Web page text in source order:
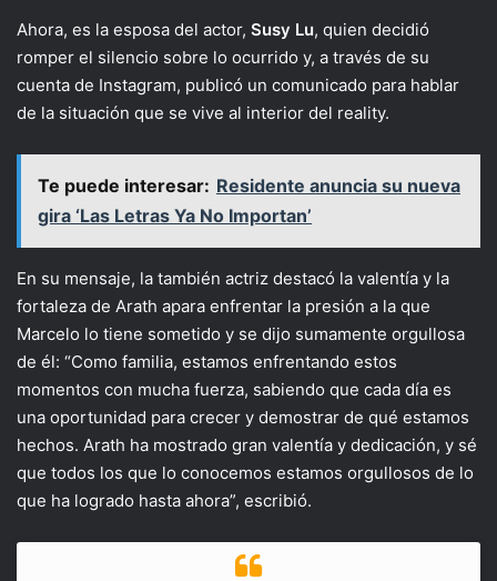
Ahora, es la esposa del actor, Susy Lu, quien decidió
romper el silencio sobre lo ocurrido y, a través de su
cuenta de Instagram, publicó un comunicado para hablar
de la situación que se vive al interior del reality.
Te puede interesar: Residente anuncia su nueva
gira ‘Las Letras Ya No Importan’
En su mensaje, la también actriz destacó la valentía y la
fortaleza de Arath apara enfrentar la presión a la que
Marcelo lo tiene sometido y se dijo sumamente orgullosa
de él: “Como familia, estamos enfrentando estos
momentos con mucha fuerza, sabiendo que cada día es
una oportunidad para crecer y demostrar de qué estamos
hechos. Arath ha mostrado gran valentía y dedicación, y sé
que todos los que lo conocemos estamos orgullosos de lo
que ha logrado hasta ahora”, escribió.